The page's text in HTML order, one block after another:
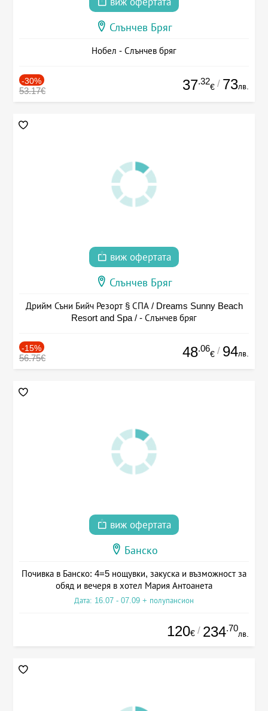
Слънчев Бряг
Нобел - Слънчев бряг
-30%
53.17€ 37.32
€ / 73лв.
виж офертата
Слънчев Бряг
Дрийм Съни Бийч Резорт § СПА / Dreams Sunny Beach
Resort and Spa / - Слънчев бряг
-15%
56.75€ 48.06
€ / 94лв.
виж офертата
Банско
Почивка в Банско: 4=5 нощувки, закуска и възможност за
обяд и вечеря в хотел Мария Антоанета
Дата: 16.07 - 07.09 + полупансион
120€ / 234.70
лв.